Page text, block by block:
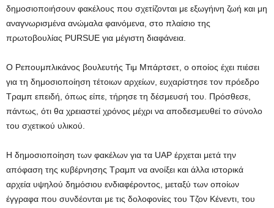
δημοσιοποιήσουν φακέλους που σχετίζονται με εξωγήινη ζωή και μη
αναγνωρισμένα ανώμαλα φαινόμενα, στο πλαίσιο της
πρωτοβουλίας PURSUE για μέγιστη διαφάνεια.
Ο Ρεπουμπλικάνος βουλευτής Τιμ Μπάρτσετ, ο οποίος έχει πιέσει
για τη δημοσιοποίηση τέτοιων αρχείων, ευχαρίστησε τον πρόεδρο
Τραμπ επειδή, όπως είπε, τήρησε τη δέσμευσή του. Πρόσθεσε,
πάντως, ότι θα χρειαστεί χρόνος μέχρι να αποδεσμευθεί το σύνολο
του σχετικού υλικού.
Η δημοσιοποίηση των φακέλων για τα UAP έρχεται μετά την
απόφαση της κυβέρνησης Τραμπ να ανοίξει και άλλα ιστορικά
αρχεία υψηλού δημόσιου ενδιαφέροντος, μεταξύ των οποίων
έγγραφα που συνδέονται με τις δολοφονίες του Τζον Κένεντι, του